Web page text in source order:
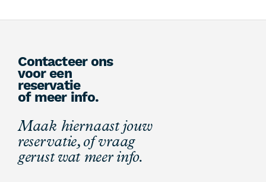
Contacteer ons
voor een
reservatie
of meer info.
Maak hiernaast jouw
reservatie, of vraag
gerust wat meer info.